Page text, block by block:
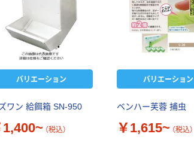
バリエーション
ワン 給餌箱 SN-950
1,400~ （税込）
バリエーション
ベンハー芙蓉 捕虫
￥1,615~ （税込）